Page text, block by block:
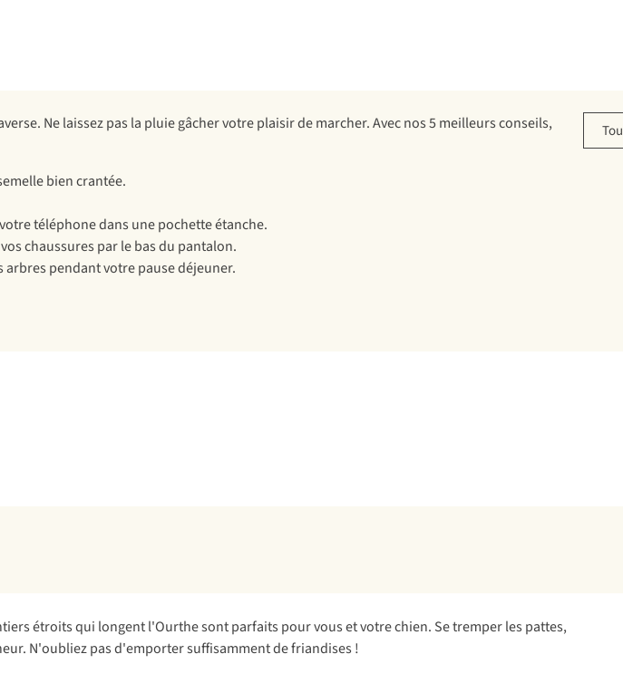
Ne laissez pas la pluie gâcher votre plaisir de marcher. Avec nos 5 meilleurs conseils,
bien crantée.
téléphone dans une pochette étanche.
chaussures par le bas du pantalon.
pendant votre pause déjeuner.
étroits qui longent l'Ourthe sont parfaits pour vous et votre chien. Se tremper les pattes,
N'oubliez pas d'emporter suffisamment de friandises !